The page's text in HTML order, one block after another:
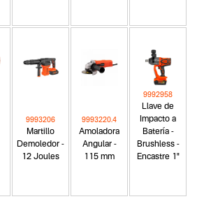
Martillo
Demoledor -
12 Joules
9993206
Amoladora
Angular -
115 mm
9993220.4
Llave de
Impacto a
Batería -
Brushless -
Encastre 1"
9992958